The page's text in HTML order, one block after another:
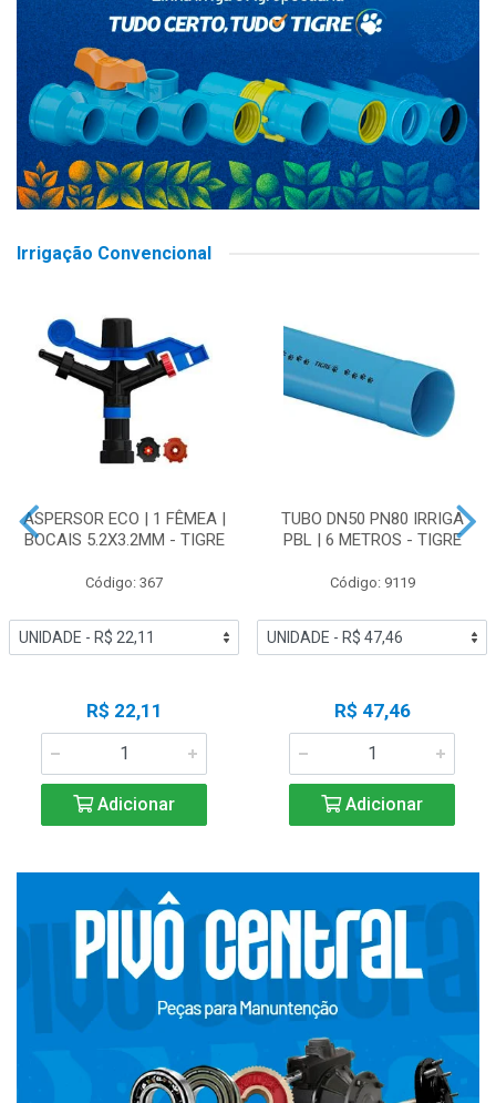
Irrigação Convencional
ASPERSOR ECO | 1 FÊMEA |
BOCAIS 5.2X3.2MM - TIGRE
Código: 367
R$ 22,11
Adicionar
TUBO DN50 PN80 IRRIGA
PBL | 6 METROS - TIGRE
Código: 9119
R$ 47,46
Adicionar